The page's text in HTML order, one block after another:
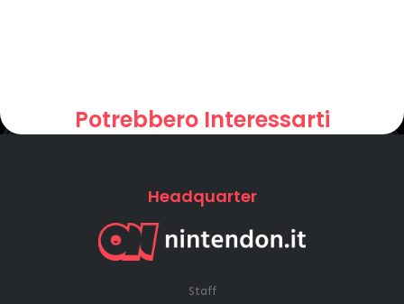
Potrebbero Interessarti
Headquarter
Staff